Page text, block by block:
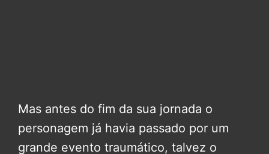
Mas antes do fim da sua jornada o
personagem já havia passado por um
grande evento traumático, talvez o